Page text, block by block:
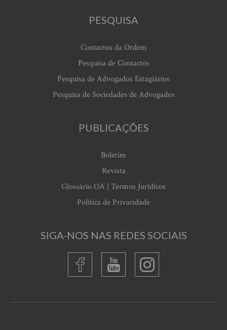
PESQUISA
Contactos da Ordem
Pesquisa de Contactos
Pesquisa de Advogados Estagiários
Pesquisa de Sociedades de Advogados
PUBLICAÇÕES
Boletim
Revista
Glossário OA | Termos Jurídicos
Política de Privacidade
SIGA-NOS NAS REDES SOCIAIS